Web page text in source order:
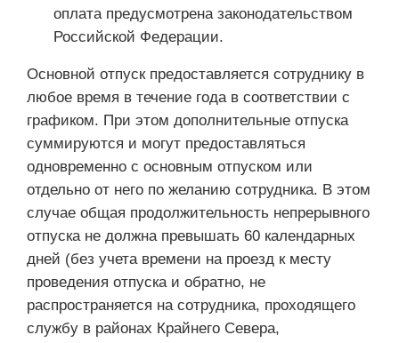
оплата предусмотрена законодательством
Российской Федерации.
Основной отпуск предоставляется сотруднику в
любое время в течение года в соответствии с
графиком. При этом дополнительные отпуска
суммируются и могут предоставляться
одновременно с основным отпуском или
отдельно от него по желанию сотрудника. В этом
случае общая продолжительность непрерывного
отпуска не должна превышать 60 календарных
дней (без учета времени на проезд к месту
проведения отпуска и обратно, не
распространяется на сотрудника, проходящего
службу в районах Крайнего Севера,